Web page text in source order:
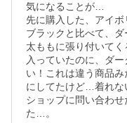
気になることが…
先に購入した、アイ
ブラックと比べて、ダ
太ももに張り付いて
入っていたのに、ダ
い！これは違う商品
にしてたけど…着れな
ショップに問い合わ
た…。